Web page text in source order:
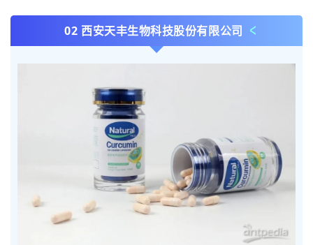
02 西安天丰生物科技股份有限公司